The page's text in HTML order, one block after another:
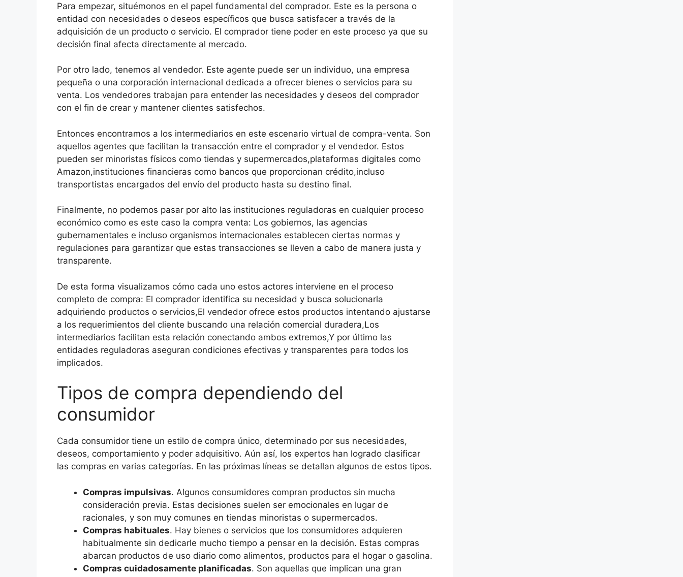
Para empezar, situémonos en el papel fundamental del comprador. Este es la persona o
entidad con necesidades o deseos específicos que busca satisfacer a través de la
adquisición de un producto o servicio. El comprador tiene poder en este proceso ya que su
decisión final afecta directamente al mercado.
Por otro lado, tenemos al vendedor. Este agente puede ser un individuo, una empresa
pequeña o una corporación internacional dedicada a ofrecer bienes o servicios para su
venta. Los vendedores trabajan para entender las necesidades y deseos del comprador
con el fin de crear y mantener clientes satisfechos.
Entonces encontramos a los intermediarios en este escenario virtual de compra-venta. Son
aquellos agentes que facilitan la transacción entre el comprador y el vendedor. Estos
pueden ser minoristas físicos como tiendas y supermercados,plataformas digitales como
Amazon,instituciones financieras como bancos que proporcionan crédito,incluso
transportistas encargados del envío del producto hasta su destino final.
Finalmente, no podemos pasar por alto las instituciones reguladoras en cualquier proceso
económico como es este caso la compra venta: Los gobiernos, las agencias
gubernamentales e incluso organismos internacionales establecen ciertas normas y
regulaciones para garantizar que estas transacciones se lleven a cabo de manera justa y
transparente.
De esta forma visualizamos cómo cada uno estos actores interviene en el proceso
completo de compra: El comprador identifica su necesidad y busca solucionarla
adquiriendo productos o servicios,El vendedor ofrece estos productos intentando ajustarse
a los requerimientos del cliente buscando una relación comercial duradera,Los
intermediarios facilitan esta relación conectando ambos extremos,Y por último las
entidades reguladoras aseguran condiciones efectivas y transparentes para todos los
implicados.
Tipos de compra dependiendo del
consumidor
Cada consumidor tiene un estilo de compra único, determinado por sus necesidades,
deseos, comportamiento y poder adquisitivo. Aún así, los expertos han logrado clasificar
las compras en varias categorías. En las próximas líneas se detallan algunos de estos tipos.
Compras impulsivas. Algunos consumidores compran productos sin mucha
consideración previa. Estas decisiones suelen ser emocionales en lugar de
racionales, y son muy comunes en tiendas minoristas o supermercados.
Compras habituales. Hay bienes o servicios que los consumidores adquieren
habitualmente sin dedicarle mucho tiempo a pensar en la decisión. Estas compras
abarcan productos de uso diario como alimentos, productos para el hogar o gasolina.
Compras cuidadosamente planificadas. Son aquellas que implican una gran